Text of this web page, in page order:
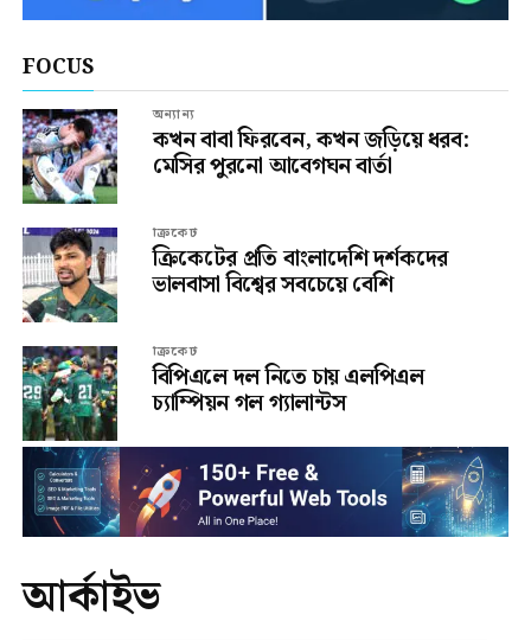
FOCUS
অন্যান্য
কখন বাবা ফিরবেন, কখন জড়িয়ে ধরব:
মেসির পুরনো আবেগঘন বার্তা
ক্রিকেট
ক্রিকেটের প্রতি বাংলাদেশি দর্শকদের
ভালবাসা বিশ্বের সবচেয়ে বেশি
ক্রিকেট
বিপিএলে দল নিতে চায় এলপিএল
চ্যাম্পিয়ন গল গ্যালান্টস
আর্কাইভ